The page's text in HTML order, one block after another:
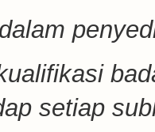
setiap